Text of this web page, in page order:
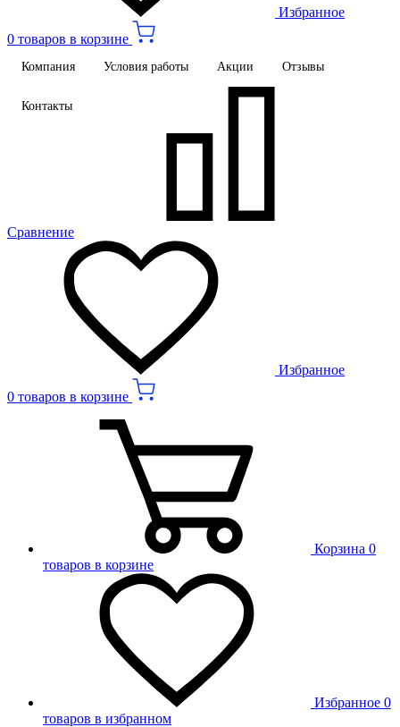
Избранное
0 товаров в корзине
Компания Условия работы Акции Отзывы
Контакты
Сравнение
Избранное
0 товаров в корзине
Корзина 0
товаров в корзине
Избранное 0
товаров в избранном